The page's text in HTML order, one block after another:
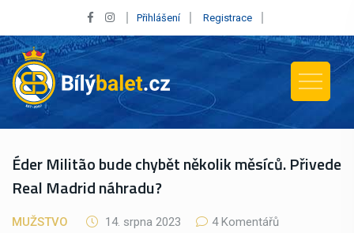
Přihlášení Registrace
Éder Militão bude chybět několik měsíců. Přivede
Real Madrid náhradu?
MUŽSTVO 14. srpna 2023
4 Komentářů